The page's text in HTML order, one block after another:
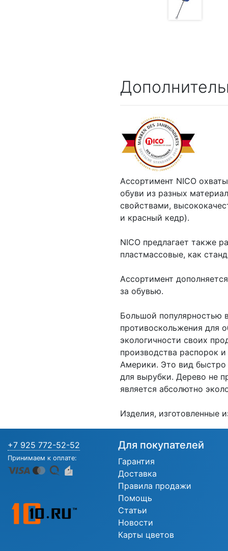
Ассортимент NICO
обуви из разных
свойствами,
и красный кедр).
NICO предлагает также
пластмассовые, как
Ассортимент
за обувью.
Большой популярностью
противоскольжения для
экологичности своих
производства распорок
Америки. Это вид быстро
для вырубки. Дерево не
является абсолютно
Изделия, изготовленные
+7 925 772-52-52
Принимаем к оплате:
Для покупателей
Гарантия
Доставка
Правила продажи
Помощь
Статьи
Новости
Карты цветов